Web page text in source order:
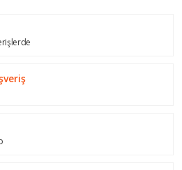
veya görüntülenemiyor.
bulunuyor.
olmalı.